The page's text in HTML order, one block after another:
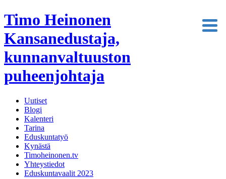
Timo Heinonen
Kansanedustaja,
kunnanvaltuuston
puheenjohtaja
Uutiset
Blogi
Kalenteri
Tarina
Eduskuntatyö
Kynästä
Timoheinonen.tv
Yhteystiedot
Eduskuntavaalit 2023